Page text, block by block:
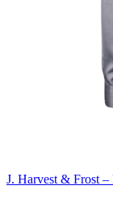
J. Harvest & Frost